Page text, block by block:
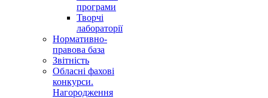
програми
Творчі
лабораторії
Нормативно-
правова база
Звітність
Обласні фахові
конкурси.
Нагородження